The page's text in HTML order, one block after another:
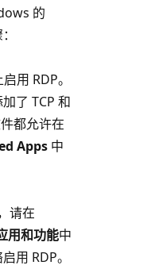
的
用 RDP。
了 TCP 和
都允许在
Apps 中
请在
用和功能中
用 RDP。